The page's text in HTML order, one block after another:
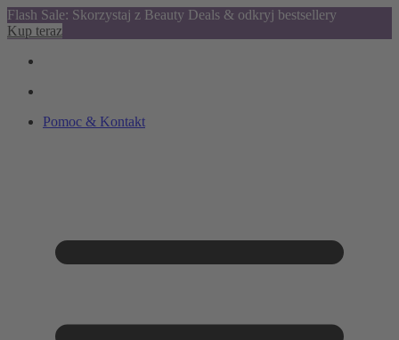
Flash Sale: Skorzystaj z Beauty Deals & odkryj bestsellery
Kup teraz
Pomoc & Kontakt